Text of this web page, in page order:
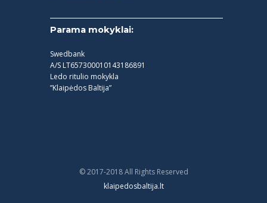
Parama mokyklai:
Swedbank
A/S LT657300010143186891
Ledo ritulio mokykla
”Klaipėdos Baltija”
© 2017-2018 All Rights Reserved
klaipedosbaltija.lt